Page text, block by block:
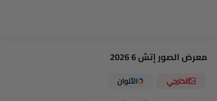
معرض الصور إتش 6 2026
الخارجي الألوان